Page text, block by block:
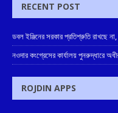
RECENT POST
ডবল ইঞ্জিনের সরকার প্রতিশ্রুতি রাখছে
নওদার কংগ্রেসের কার্যালয় পুনরুদ্ধারে
ROJDIN APPS